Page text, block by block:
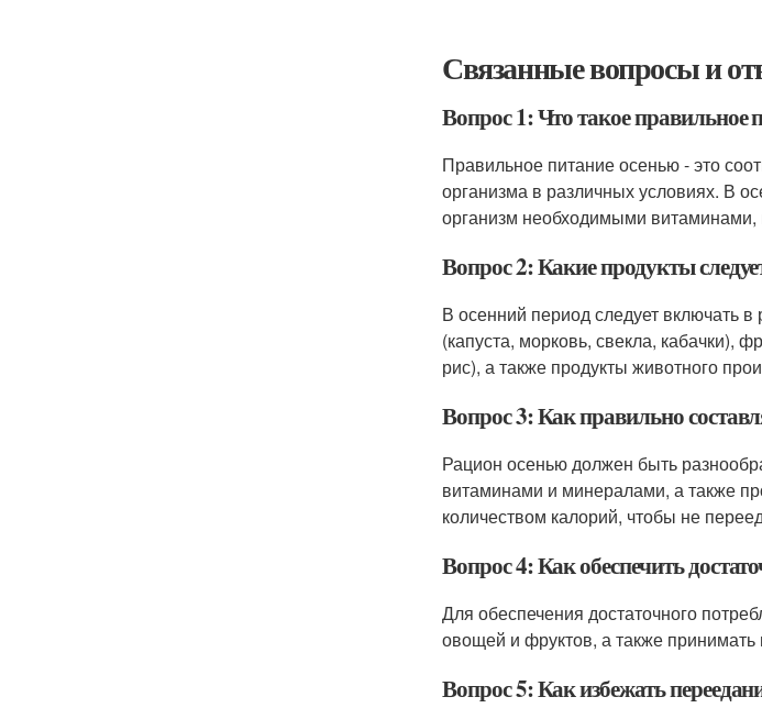
Связанные вопросы и
Вопрос 1: Что такое правильное
Правильное питание осенью - это
организма в различных условиях. В
организм необходимыми
Вопрос 2: Какие продукты
В осенний период следует включать
(капуста, морковь, свекла, кабачки),
рис), а также продукты животного
Вопрос 3: Как правильно
Рацион осенью должен быть
витаминами и минералами, а также
количеством калорий, чтобы не
Вопрос 4: Как обеспечить
Для обеспечения достаточного
овощей и фруктов, а также
Вопрос 5: Как избежать